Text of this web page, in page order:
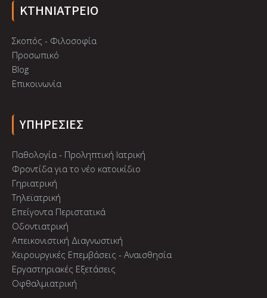
ΚΤΗΝΙΑΤΡΕΙΟ
Σκοπός - Φιλοσοφία
Προσωπικό
Blog
Επικοινωνία
ΥΠΗΡΕΣΙΕΣ
Παθολογία - Προληπτική Ιατρική
Φροντίδα για το νέο κατοικίδιο
Γηριατρική
Τηλεϊατρική
Επείγοντα Περιστατικά
Οδοντιατρική
Απεικονιστική Διαγνωστική
Χειρουργικές Επεμβάσεις - Αναισθησία
Εργαστηριακές Εξετάσεις
Οφθαλμιατρική